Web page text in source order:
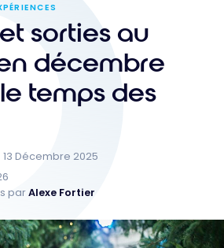
sorties au
décembre
temps des
13 Décembre 2025
parAlexe Fortier